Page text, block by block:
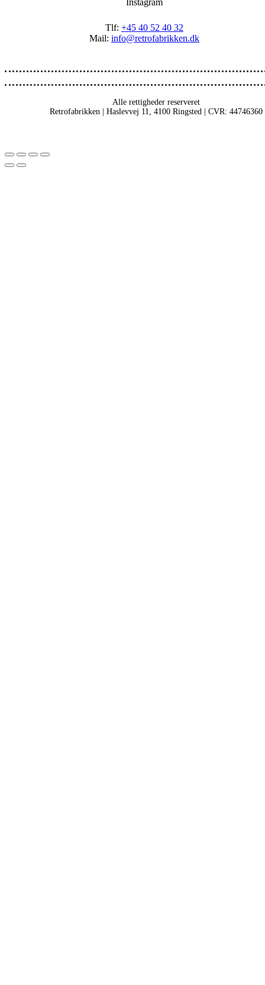
Instagram
Tlf: +45 40 52 40 32
Mail: info@retrofabrikken.dk
Alle rettigheder reserveret
Retrofabrikken | Haslevvej 11, 4100 Ringsted | CVR: 44746360